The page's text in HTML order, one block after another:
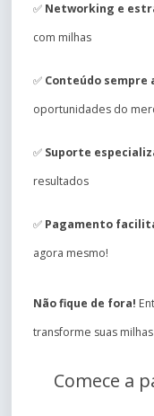
✅ Networking e
com milhas
✅ Conteúdo sempre
oportunidades do
✅ Suporte
resultados
✅ Pagamento
agora mesmo!
Não fique de fora!
transforme suas
Comece a